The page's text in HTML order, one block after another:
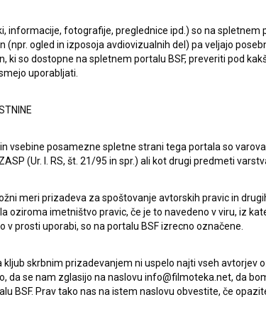
kot komedija. Režiserja staMaja Križnikin
inPro Plus.
informacije, fotografije, preglednice ipd.) so na
(npr. ogled in izposoja avdiovizualnih del) pa veljajo
ki so dostopne na spletnem portalu BSF, preveriti pod
uporabljati.
vsebine posamezne spletne strani tega portala so
(Ur. l. RS, št. 21/95 in spr.) ali kot drugi predmeti
meri prizadeva za spoštovanje avtorskih pravic in
oziroma imetništvo pravic, če je to navedeno v viru, iz
v prosti uporabi, so na portalu BSF izrecno označene.
kljub skrbnim prizadevanjem ni uspelo najti vseh avtorjev
da se nam zglasijo na naslovu info@filmoteka.net, da
BSF. Prav tako nas na istem naslovu obvestite, če